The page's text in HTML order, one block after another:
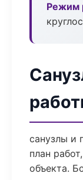
Режим
санузлы и
план
объекта.